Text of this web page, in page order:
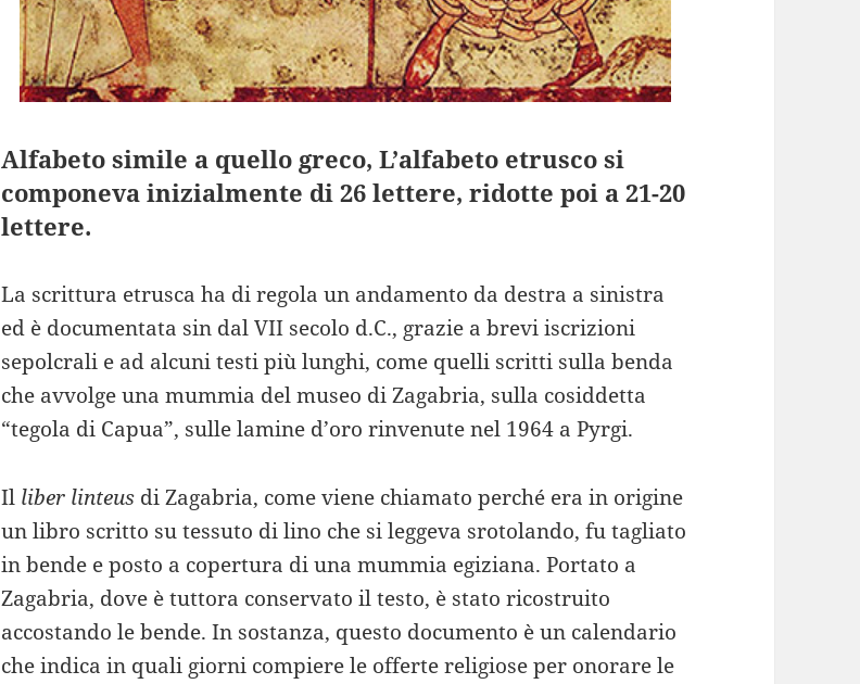
Alfabeto simile a quello greco, L’alfabeto etrusco si
componeva inizialmente di 26 lettere, ridotte poi a 21-20
lettere.
La scrittura etrusca ha di regola un andamento da destra a sinistra
ed è documentata sin dal VII secolo d.C., grazie a brevi iscrizioni
sepolcrali e ad alcuni testi più lunghi, come quelli scritti sulla benda
che avvolge una mummia del museo di Zagabria, sulla cosiddetta
“tegola di Capua”, sulle lamine d’oro rinvenute nel 1964 a Pyrgi.
Il liber linteus di Zagabria, come viene chiamato perché era in origine
un libro scritto su tessuto di lino che si leggeva srotolando, fu tagliato
in bende e posto a copertura di una mummia egiziana. Portato a
Zagabria, dove è tuttora conservato il testo, è stato ricostruito
accostando le bende. In sostanza, questo documento è un calendario
che indica in quali giorni compiere le offerte religiose per onorare le